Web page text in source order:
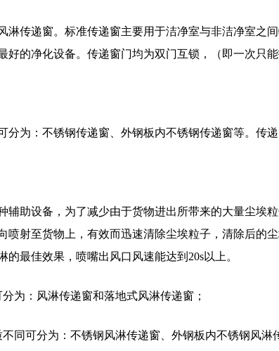
传递窗。标准传递窗主要用于洁净室与非洁净室之
好的净化设备。传递窗门均为双门互锁，（即一次只
分为：不锈钢传递窗、外钢板内不锈钢传递窗等。传
助设备，为了减少由于货物进出所带来的大量尘埃
喷射至货物上，有效而迅速清除尘埃粒子，清除后的
的最佳效果，喷嘴出风口风速能达到20s以上。
为：风淋传递窗和落地式风淋传递窗；
同可分为：不锈钢风淋传递窗、外钢板内不锈钢风